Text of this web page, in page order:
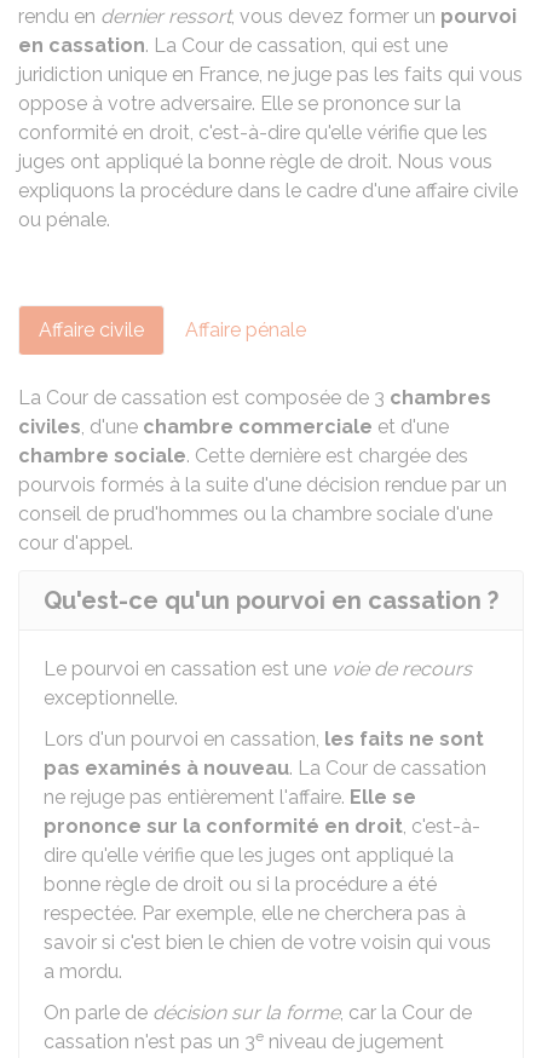
rendu en dernier ressort, vous devez former un pourvoi
en cassation. La Cour de cassation, qui est une
juridiction unique en France, ne juge pas les faits qui vous
oppose à votre adversaire. Elle se prononce sur la
conformité en droit, c'est-à-dire qu'elle vérifie que les
juges ont appliqué la bonne règle de droit. Nous vous
expliquons la procédure dans le cadre d'une affaire civile
ou pénale.
Affaire civile Affaire pénale
La Cour de cassation est composée de 3 chambres
civiles, d'une chambre commerciale et d'une
chambre sociale. Cette dernière est chargée des
pourvois formés à la suite d'une décision rendue par un
conseil de prud'hommes ou la chambre sociale d'une
cour d'appel.
Qu'est-ce qu'un pourvoi en cassation ?
Le pourvoi en cassation est une voie de recours
exceptionnelle.
Lors d'un pourvoi en cassation, les faits ne sont
pas examinés à nouveau. La Cour de cassation
ne rejuge pas entièrement l'affaire. Elle se
prononce sur la conformité en droit, c'est-à-
dire qu'elle vérifie que les juges ont appliqué la
bonne règle de droit ou si la procédure a été
respectée. Par exemple, elle ne cherchera pas à
savoir si c'est bien le chien de votre voisin qui vous
a mordu.
On parle de décision sur la forme, car la Cour de
cassation n'est pas un 3e niveau de jugement